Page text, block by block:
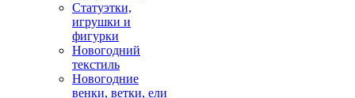
Статуэтки,
игрушки и
фигурки
Новогодний
текстиль
Новогодние
венки, ветки, ели